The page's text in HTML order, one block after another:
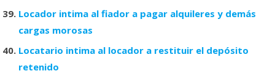
Locador intima al fiador a pagar alquileres y demás
cargas morosas
Locatario intima al locador a restituir el depósito
retenido